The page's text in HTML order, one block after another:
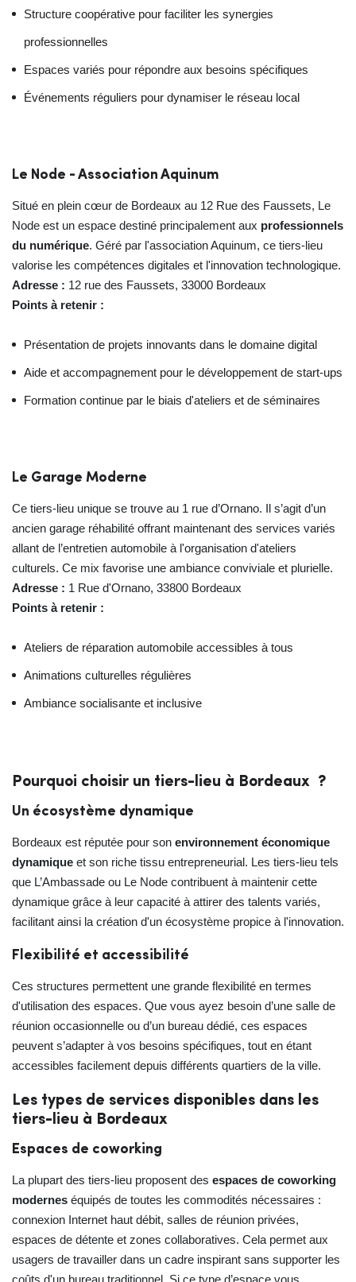
Structure coopérative pour faciliter les synergies
professionnelles
Espaces variés pour répondre aux besoins spécifiques
Événements réguliers pour dynamiser le réseau local
Le Node - Association Aquinum
Situé en plein cœur de Bordeaux au 12 Rue des Faussets, Le
Node est un espace destiné principalement aux professionnels
du numérique. Géré par l'association Aquinum, ce tiers-lieu
valorise les compétences digitales et l'innovation technologique.
Adresse : 12 rue des Faussets, 33000 Bordeaux
Points à retenir :
Présentation de projets innovants dans le domaine digital
Aide et accompagnement pour le développement de start-ups
Formation continue par le biais d'ateliers et de séminaires
Le Garage Moderne
Ce tiers-lieu unique se trouve au 1 rue d’Ornano. Il s’agit d’un
ancien garage réhabilité offrant maintenant des services variés
allant de l’entretien automobile à l'organisation d'ateliers
culturels. Ce mix favorise une ambiance conviviale et plurielle.
Adresse : 1 Rue d'Ornano, 33800 Bordeaux
Points à retenir :
Ateliers de réparation automobile accessibles à tous
Animations culturelles régulières
Ambiance socialisante et inclusive
Pourquoi choisir un tiers-lieu à Bordeaux ?
Un écosystème dynamique
Bordeaux est réputée pour son environnement économique
dynamique et son riche tissu entrepreneurial. Les tiers-lieu tels
que L’Ambassade ou Le Node contribuent à maintenir cette
dynamique grâce à leur capacité à attirer des talents variés,
facilitant ainsi la création d'un écosystème propice à l'innovation.
Flexibilité et accessibilité
Ces structures permettent une grande flexibilité en termes
d'utilisation des espaces. Que vous ayez besoin d’une salle de
réunion occasionnelle ou d’un bureau dédié, ces espaces
peuvent s’adapter à vos besoins spécifiques, tout en étant
accessibles facilement depuis différents quartiers de la ville.
Les types de services disponibles dans les
tiers-lieu à Bordeaux
Espaces de coworking
La plupart des tiers-lieu proposent des espaces de coworking
modernes équipés de toutes les commodités nécessaires :
connexion Internet haut débit, salles de réunion privées,
espaces de détente et zones collaboratives. Cela permet aux
usagers de travailler dans un cadre inspirant sans supporter les
coûts d'un bureau traditionnel. Si ce type d’espace vous